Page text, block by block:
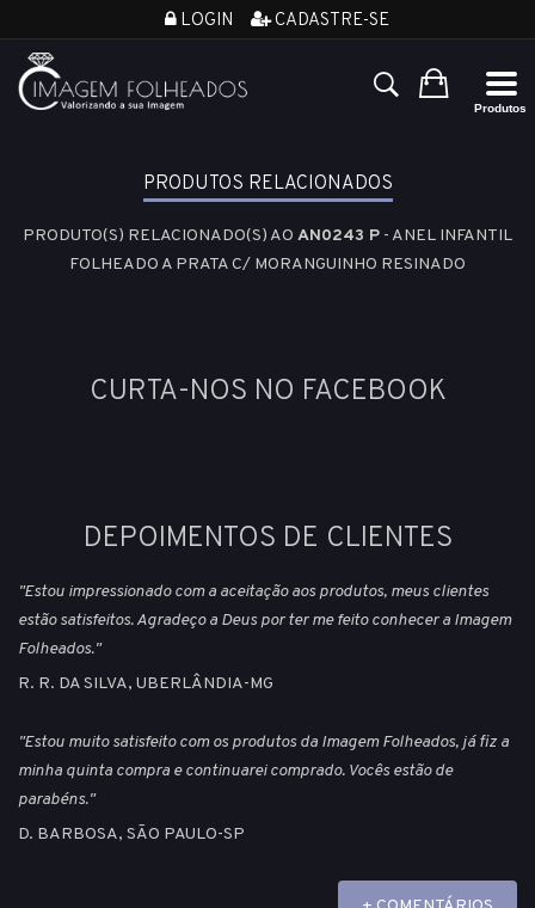
LOGIN CADASTRE-SE
PRODUTOS RELACIONADOS
PRODUTO(S) RELACIONADO(S) AO AN0243 P - ANEL INFANTIL
FOLHEADO A PRATA C/ MORANGUINHO RESINADO
CURTA-NOS NO FACEBOOK
DEPOIMENTOS DE CLIENTES
"Estou impressionado com a aceitação aos produtos, meus clientes
estão satisfeitos. Agradeço a Deus por ter me feito conhecer a Imagem
Folheados."
R. R. DA SILVA, UBERLÂNDIA-MG
"Estou muito satisfeito com os produtos da Imagem Folheados, já fiz a
minha quinta compra e continuarei comprado. Vocês estão de
parabéns."
D. BARBOSA, SÃO PAULO-SP